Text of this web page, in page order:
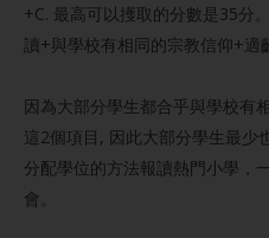
+C. 最高可以擭取的分數是35分
讀+與學校有相同的宗教信仰+適
因為大部分學生都合乎與學校有
這2個項目, 因此大部分學生最少
分配學位的方法報讀熱門小學，
會。